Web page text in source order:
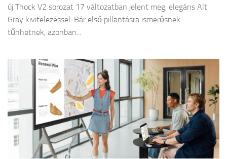
új Thock V2 sorozat 17 változatban jelent meg, elegáns Alt
Gray kivitelezéssel. Bár első pillantásra ismerősnek
tűnhetnek, azonban...